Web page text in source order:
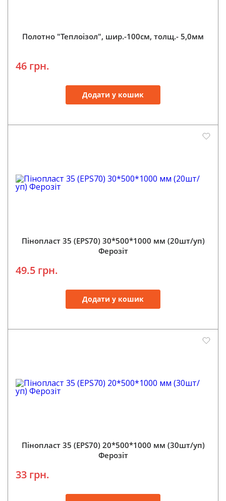
Полотно "Теплоізол", шир.-100см, толщ.- 5,0мм
46 грн.
Додати у кошик
Пінопласт 35 (EPS70) 30*500*1000 мм (20шт/уп)
Ферозіт
49.5 грн.
Додати у кошик
Пінопласт 35 (EPS70) 20*500*1000 мм (30шт/уп)
Ферозіт
33 грн.